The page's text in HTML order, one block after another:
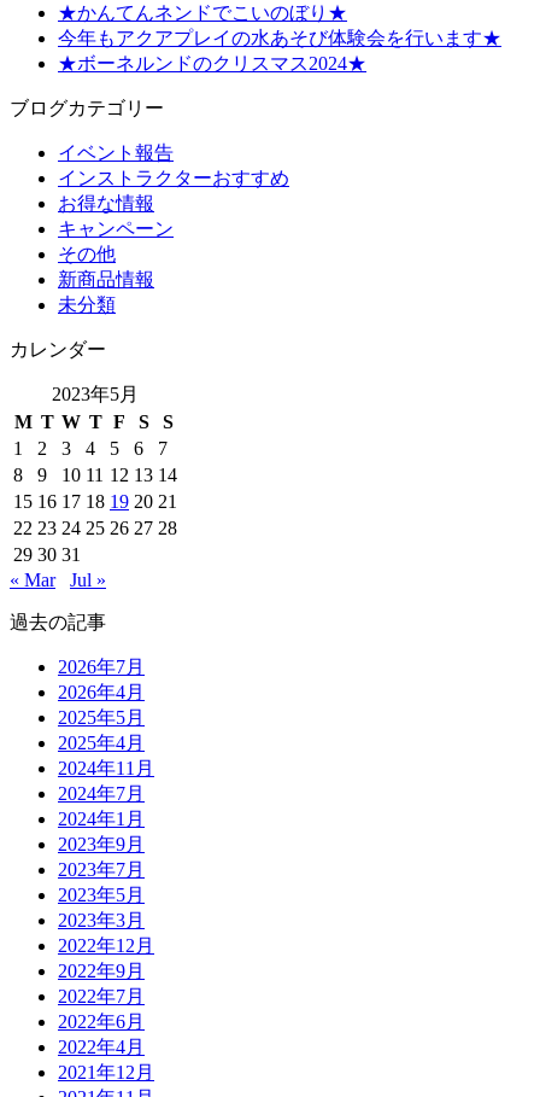
★かんてんネンドでこいのぼり★
今年もアクアプレイの水あそび体験会を行います★
★ボーネルンドのクリスマス2024★
ブログカテゴリー
イベント報告
インストラクターおすすめ
お得な情報
キャンペーン
その他
新商品情報
未分類
カレンダー
2023年5月
M T W T F S
S
1
2 3 4 5 6
7
8
9 10 11 12 13 14
15 16 17 18 19 20 21
22 23 24 25 26 27 28
29 30 31
« Mar
Jul »
過去の記事
2026年7月
2026年4月
2025年5月
2025年4月
2024年11月
2024年7月
2024年1月
2023年9月
2023年7月
2023年5月
2023年3月
2022年12月
2022年9月
2022年7月
2022年6月
2022年4月
2021年12月